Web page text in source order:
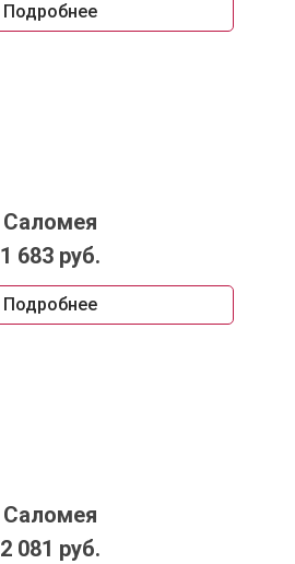
Подробнее
Саломея
1 683 руб.
Подробнее
Саломея
2 081 руб.